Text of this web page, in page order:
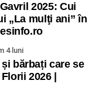
2025: Cui
„La mulţi ani” în
4 luni
bărbați care se
2026 |